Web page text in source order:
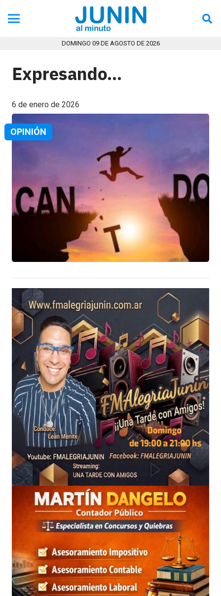
DOMINGO 09 DE AGOSTO DE 2026
Expresando…
6 de enero de 2026
OPINIÓN